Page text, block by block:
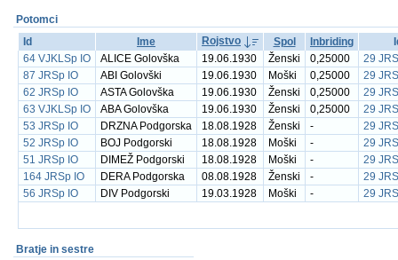
Potomci
Id
Ime Rojstvo Spol Inbriding
64 VJKLSp IO
ALICE Golovška 19.06.1930 Ženski 0,25000
29
87 JRSp IO
ABI Golovški 19.06.1930 Moški 0,25000
29
62 JRSp IO
ASTA Golovška 19.06.1930 Ženski 0,25000
29
63 VJKLSp IO
ABA Golovška 19.06.1930 Ženski 0,25000
29
53 JRSp IO
DRZNA Podgorska 18.08.1928 Ženski -
29
52 JRSp IO
BOJ Podgorski 18.08.1928 Moški -
29
51 JRSp IO
DIMEŽ Podgorski 18.08.1928 Moški -
29
164 JRSp IO
DERA Podgorska 08.08.1928 Ženski -
29
56 JRSp IO
DIV Podgorski 19.03.1928 Moški - 29
Bratje in sestre